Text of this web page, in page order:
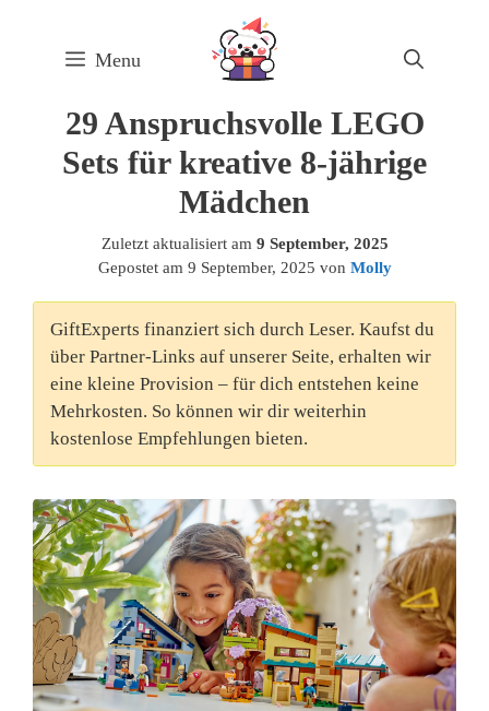
Menu
29 Anspruchsvolle LEGO
Sets für kreative 8-jährige
Mädchen
Zuletzt aktualisiert am 9 September, 2025
Gepostet am 9 September, 2025 von Molly
GiftExperts finanziert sich durch Leser. Kaufst du
über Partner-Links auf unserer Seite, erhalten wir
eine kleine Provision – für dich entstehen keine
Mehrkosten. So können wir dir weiterhin
kostenlose Empfehlungen bieten.